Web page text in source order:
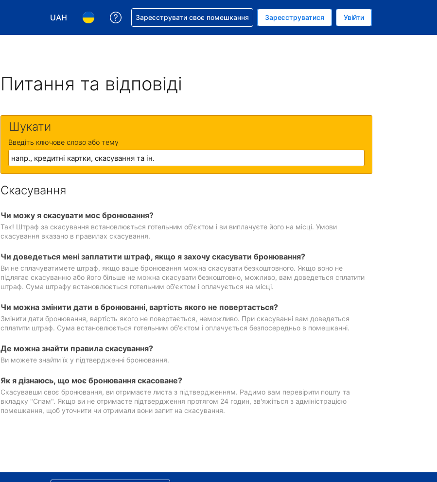
UAH
Виберіть валюту. Ваша поточна валюта: Українська гривня
Виберіть мову. Ваша поточна мова: Українською
Отримайте допомогу з бронюванням
Зареєструвати своє помешкання Зареєструватися Увійти
Питання та відповіді
Шукати
Введіть ключове слово або тему
Скасування
Чи можу я скасувати моє бронювання?
Так! Штраф за скасування встановлюється готельним об'єктом і ви виплачуєте його на місці. Умови
скасування вказано в правилах скасування.
Чи доведеться мені заплатити штраф, якщо я захочу скасувати бронювання?
Ви не сплачуватимете штраф, якщо ваше бронювання можна скасувати безкоштовного. Якщо воно не
підлягає скасуванню або його більше не можна скасувати безкоштовно, можливо, вам доведеться сплатити
штраф. Сума штрафу встановлюється готельним об'єктом і оплачується на місці.
Чи можна змінити дати в бронюванні, вартість якого не повертається?
Змінити дати бронювання, вартість якого не повертається, неможливо. При скасуванні вам доведеться
сплатити штраф. Сума встановлюється готельним об'єктом і оплачується безпосередньо в помешканні.
Де можна знайти правила скасування?
Ви можете знайти їх у підтвердженні бронювання.
Як я дізнаюсь, що моє бронювання скасоване?
Скасувавши своє бронювання, ви отримаєте листа з підтвердженням. Радимо вам перевірити пошту та
вкладку "Спам". Якщо ви не отримаєте підтвердження протягом 24 годин, зв'яжіться з адміністрацією
помешкання, щоб уточнити чи отримали вони запит на скасування.